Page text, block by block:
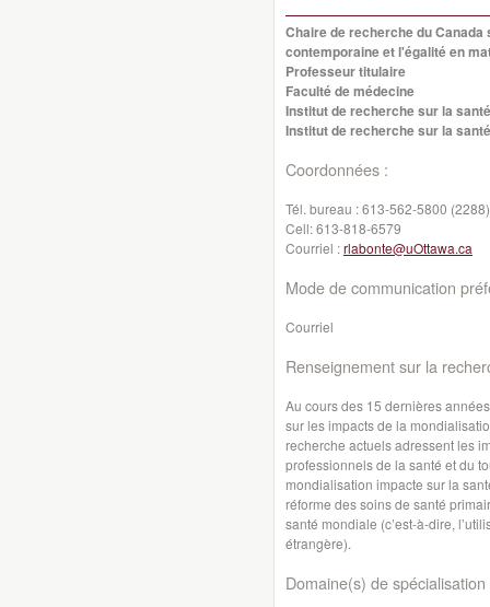
Chaire de recherche du
contemporaine et l'égalité en
Professeur titulaire
Faculté de médecine
Institut de recherche sur la
Institut de recherche sur la
Coordonnées :
Tél. bureau :613-562-5800 (2288)
Cell:613-818-6579
Courriel :rlabonte@uOttawa.ca
Mode de communication
Courriel
Renseignement sur la
Au cours des 15 dernières
sur les impacts de la
recherche actuels adressent les
professionnels de la santé et du
mondialisation impacte sur la
réforme des soins de santé
santé mondiale (c’est-à-dire,
étrangère).
Domaine(s) de spécialisation